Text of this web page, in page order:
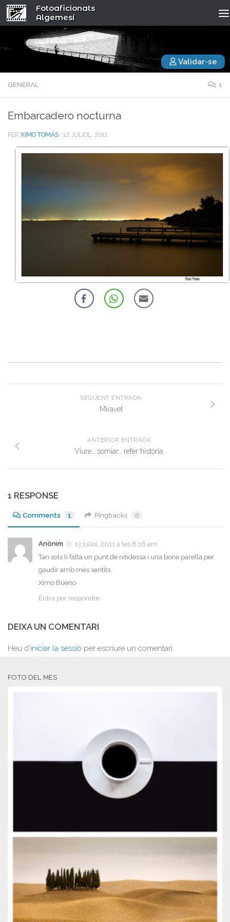
Fotoaficionats
Algemesí
Validar-se
GENERAL 1
Embarcadero nocturna
PER XIMO TOMÁS · 12 JULIOL, 2011
SEGÜENT ENTRADA
Miravet
ANTERIOR ENTRADA
Viure… somiar… refer història.
1 RESPONSE
Comments 1 Pingbacks 0
Anònim
13 juliol, 2011 a les 8:16 am
Tan sols li falta un punt de nitidessa i una bona parella per
gaudir amb més sentits.
Ximo Bueno
Entra per respondre
DEIXA UN COMENTARI
Heu d'iniciar la sessió per escriure un comentari.
FOTO DEL MES